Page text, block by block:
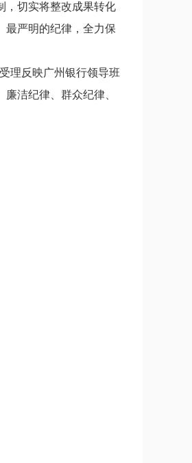
，切实将整改成果转化
最严明的纪律，全力保
理反映广州银行领导班
洁纪律、群众纪律、